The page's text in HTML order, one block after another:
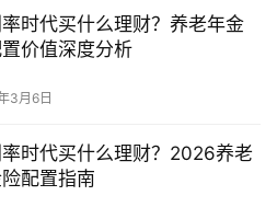
时代买什么理财？养老年金
置价值深度分析
3月6日
时代买什么理财？2026养老
配置指南